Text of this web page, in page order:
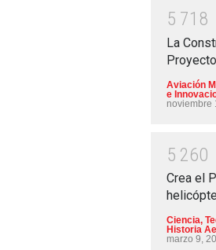
5 71 8
La
Aviación
e
noviembre
5 260
Crea el
Ciencia,
Historia
marzo 9,